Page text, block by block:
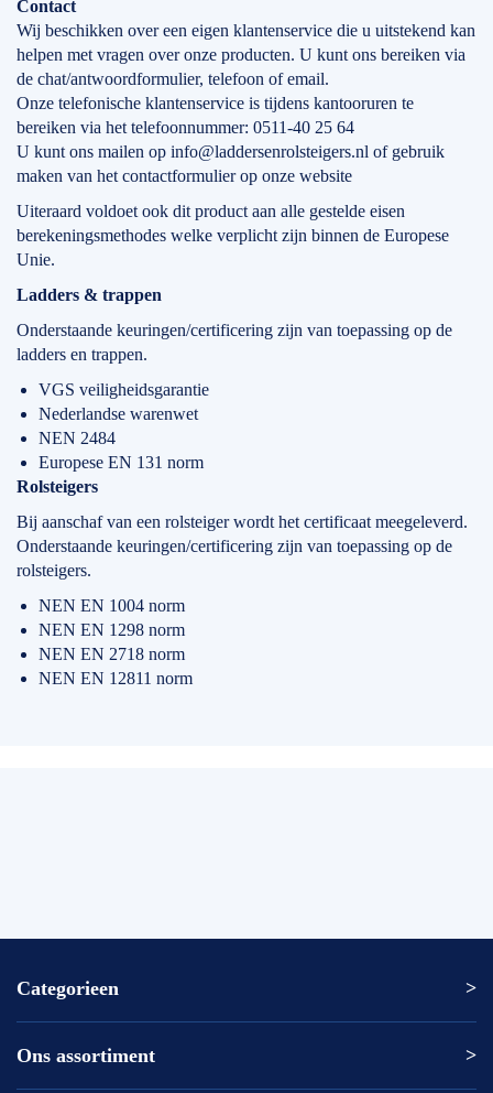
Contact
Wij beschikken over een eigen klantenservice die u uitstekend kan
helpen met vragen over onze producten. U kunt ons bereiken via
de chat/antwoordformulier, telefoon of email.
Onze telefonische klantenservice is tijdens kantooruren te
bereiken via het telefoonnummer: 0511-40 25 64
U kunt ons mailen op info@laddersenrolsteigers.nl of gebruik
maken van het contactformulier op onze website
Uiteraard voldoet ook dit product aan alle gestelde eisen
berekeningsmethodes welke verplicht zijn binnen de Europese
Unie.
Ladders & trappen
Onderstaande keuringen/certificering zijn van toepassing op de
ladders en trappen.
VGS veiligheidsgarantie
Nederlandse warenwet
NEN 2484
Europese EN 131 norm
Rolsteigers
Bij aanschaf van een rolsteiger wordt het certificaat meegeleverd.
Onderstaande keuringen/certificering zijn van toepassing op de
rolsteigers.
NEN EN 1004 norm
NEN EN 1298 norm
NEN EN 2718 norm
NEN EN 12811 norm
Categorieen
Altrex ladder
Altrex trap
Ons assortiment